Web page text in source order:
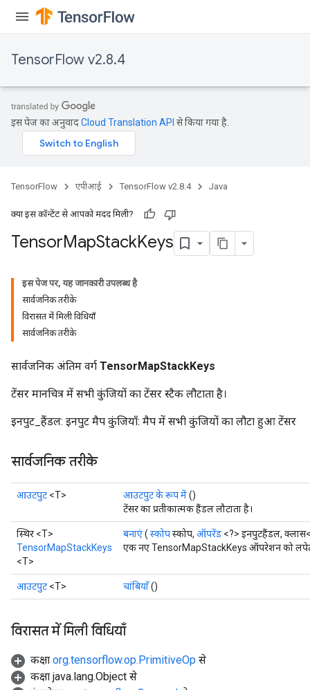
TensorFlow v2.8.4
इस पेज का अनुवादCloud Translation API से किया गया है.
TensorFlow एपीआई TensorFlow v2.8.4 Java
क्या इस कॉन्टेंट से आपको मदद मिली?
TensorMapStackKeys
इस पेज पर, यह जानकारी उपलब्ध है
सार्वजनिक तरीके
विरासत में मिली विधियाँ
सार्वजनिक तरीके
सार्वजनिक अंतिम वर्ग TensorMapStackKeys
टेंसर मानचित्र में सभी कुंजियों का टेंसर स्टैक लौटाता है।
इनपुट_हैंडल: इनपुट मैप कुंजियाँ: मैप में सभी कुंजियों का लौटा हुआ टेंसर
सार्वजनिक तरीके
आउटपुट <T> आउटपुट के रूप में()
टेंसर का प्रतीकात्मक हैंडल लौटाता है।
स्थिर <T>
TensorMapStackKeys
<T>
बनाएं( स्कोपस्कोप, ऑपरेंड <?> इनपुटहैंडल,
एक नए TensorMapStackKeys ऑपरेशन को
आउटपुट <T> चांबियाँ()
विरासत में मिली विधियाँ
कक्षा org.tensorflow.op.PrimitiveOp से
कक्षा java.lang.Object से